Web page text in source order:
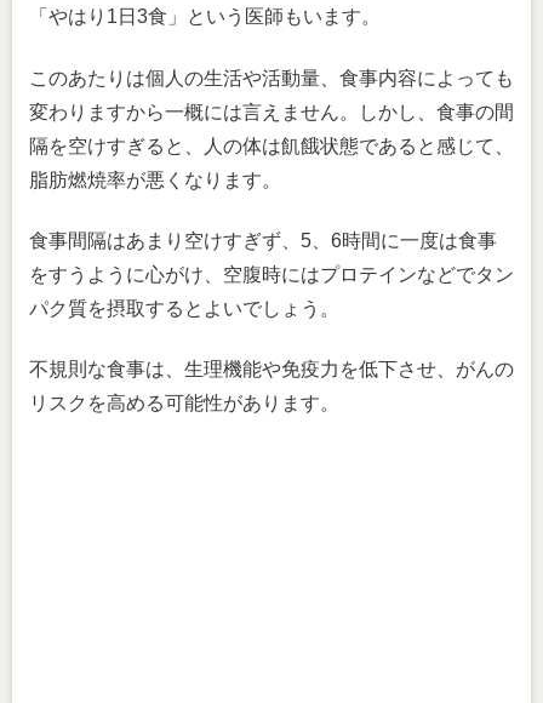
「やはり1日3食」という医師もいます。
このあたりは個人の生活や活動量、食事内容によっても
変わりますから一概には言えません。しかし、食事の間
隔を空けすぎると、人の体は飢餓状態であると感じて、
脂肪燃焼率が悪くなります。
食事間隔はあまり空けすぎず、5、6時間に一度は食事
をすうように心がけ、空腹時にはプロテインなどでタン
パク質を摂取するとよいでしょう。
不規則な食事は、生理機能や免疫力を低下させ、がんの
リスクを高める可能性があります。